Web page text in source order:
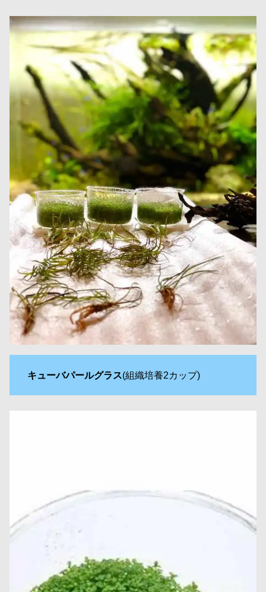
キューバパールグラス(組織培養2カップ)